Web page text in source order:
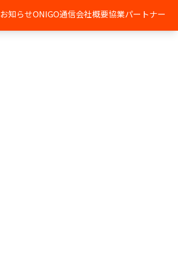
お知らせONIGO通信会社概要協業パートナー